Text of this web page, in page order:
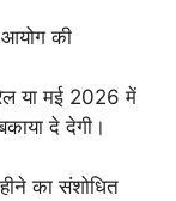
की
या मई 2026 में
दे देगी।
का संशोधित